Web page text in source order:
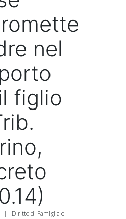
nel
figlio
| Diritto di Famiglia e